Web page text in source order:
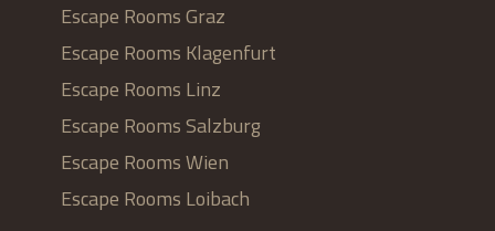
Escape Rooms Graz
Escape Rooms Klagenfurt
Escape Rooms Linz
Escape Rooms Salzburg
Escape Rooms Wien
Escape Rooms Loibach